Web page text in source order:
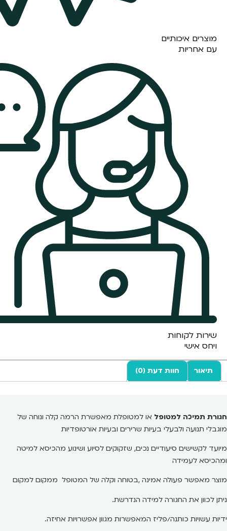
מוצרים איכותיים
עם אחריות
שירות לקוחות
ויחס אישי
תיאור חוות דעת (0)
חגורת תמיכה למטופל או למטופלת מאפשרת הרמה קלה ונוחה של
מוגבלי תנועה ולבעלי בעיות שרירים ובעיות אורטופדיות
מיועד לקשישים סיעודיים נכים, שזקוקים לסיוע ושינוע מהכיסא למיטה
ומהכיסא לעמידה
מוצר מאפשר פעולה אמינה ,בטוחה וקלה של המטופל ממקום למקום
ניתן לכוון את החגורה למידה הנדרשת.
ידיות עשויות כותנה/פליז המאפשרות מגוון אפשרויות אחיזה.